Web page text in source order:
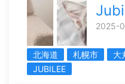
2025-
北海道 札幌市 大
JUBILEE